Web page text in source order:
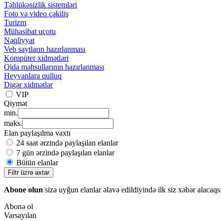
Təhlükəsizlik sistemləri
Foto və video çəkiliş
Turizm
Mühasibat uçotu
Nəqliyyat
Veb saytların hazırlanması
Kompüter xidmətləri
Qida məhsullarının hazırlanması
Heyvanlara qulluq
Digər xidmətlər
VIP
Qiymət
min.
maks.
Elan paylaşılma vaxtı
24 saat ərzində paylaşılan elanlar
7 gün ərzində paylaşılan elanlar
Bütün elanlar
Filtr üzrə axtar
Abone olun sizə uyğun elanlar əlavə edildiyində ilk siz xəbər
Abonə ol
Varsayılan